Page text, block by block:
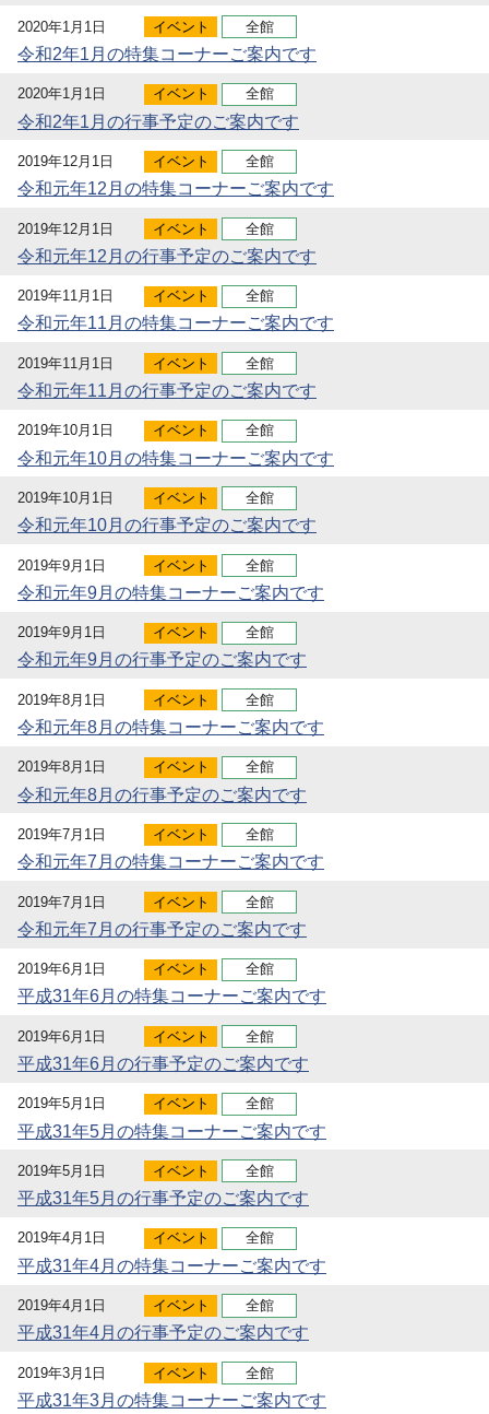
2020年1月1日 イベント 全館
令和2年1月の特集コーナーご案内です
2020年1月1日 イベント 全館
令和2年1月の行事予定のご案内です
2019年12月1日 イベント 全館
令和元年12月の特集コーナーご案内です
2019年12月1日 イベント 全館
令和元年12月の行事予定のご案内です
2019年11月1日 イベント 全館
令和元年11月の特集コーナーご案内です
2019年11月1日 イベント 全館
令和元年11月の行事予定のご案内です
2019年10月1日 イベント 全館
令和元年10月の特集コーナーご案内です
2019年10月1日 イベント 全館
令和元年10月の行事予定のご案内です
2019年9月1日 イベント 全館
令和元年9月の特集コーナーご案内です
2019年9月1日 イベント 全館
令和元年9月の行事予定のご案内です
2019年8月1日 イベント 全館
令和元年8月の特集コーナーご案内です
2019年8月1日 イベント 全館
令和元年8月の行事予定のご案内です
2019年7月1日 イベント 全館
令和元年7月の特集コーナーご案内です
2019年7月1日 イベント 全館
令和元年7月の行事予定のご案内です
2019年6月1日 イベント 全館
平成31年6月の特集コーナーご案内です
2019年6月1日 イベント 全館
平成31年6月の行事予定のご案内です
2019年5月1日 イベント 全館
平成31年5月の特集コーナーご案内です
2019年5月1日 イベント 全館
平成31年5月の行事予定のご案内です
2019年4月1日 イベント 全館
平成31年4月の特集コーナーご案内です
2019年4月1日 イベント 全館
平成31年4月の行事予定のご案内です
2019年3月1日 イベント 全館
平成31年3月の特集コーナーご案内です